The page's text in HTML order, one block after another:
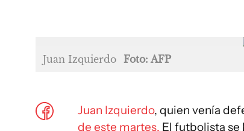
Juan Izquierdo Foto: AFP
Juan Izquierdo, quien venía
de este martes. El futbolista se